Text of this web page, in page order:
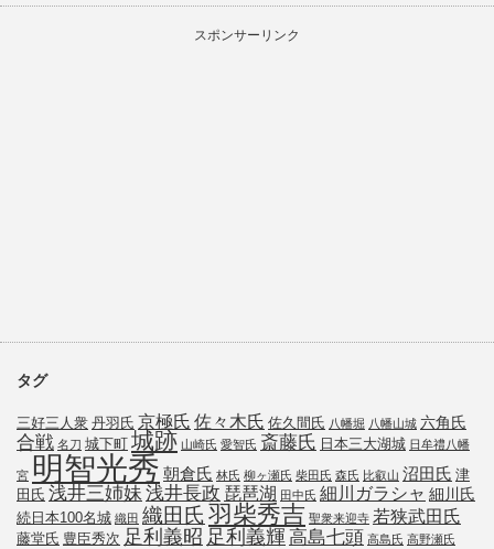
スポンサーリンク
タグ
三好三人衆 丹羽氏 京極氏 佐々木氏 佐久間氏 八幡堀 八幡山城 六角氏
合戦 名刀 城下町 城跡 山崎氏 愛智氏 斎藤氏 日本三大湖城 日牟禮八幡
宮 明智光秀 朝倉氏 林氏 柳ヶ瀬氏 柴田氏 森氏 比叡山 沼田氏 津
田氏 浅井三姉妹 浅井長政 琵琶湖 田中氏 細川ガラシャ 細川氏
続日本100名城 織田 織田氏 羽柴秀吉 聖衆来迎寺 若狭武田氏
藤堂氏 豊臣秀次 足利義昭 足利義輝高島七頭 高島氏 高野瀬氏